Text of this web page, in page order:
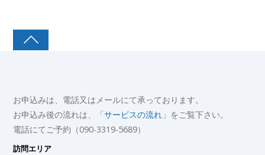
お申込みは、電話又はメールにて承っております。
お申込み後の流れは、「サービスの流れ 」をご覧下さい。
電話にてご予約（090-3319-5689）
訪問エリア